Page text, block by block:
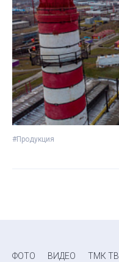
#Продукция
ФОТО ВИДЕО ТМК ТВ